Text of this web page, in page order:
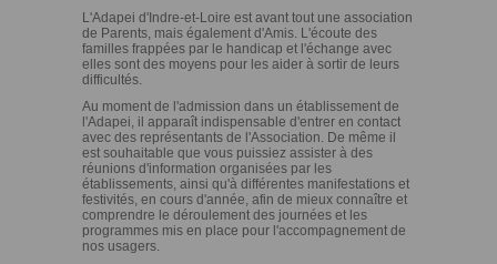
L'Adapei d'Indre-et-Loire est avant tout une association
de Parents, mais également d'Amis. L'écoute des
familles frappées par le handicap et l'échange avec
elles sont des moyens pour les aider à sortir de leurs
difficultés.
Au moment de l'admission dans un établissement de
l'Adapei, il apparaît indispensable d'entrer en contact
avec des représentants de l'Association. De même il
est souhaitable que vous puissiez assister à des
réunions d'information organisées par les
établissements, ainsi qu'à différentes manifestations et
festivités, en cours d'année, afin de mieux connaître et
comprendre le déroulement des journées et les
programmes mis en place pour l'accompagnement de
nos usagers.